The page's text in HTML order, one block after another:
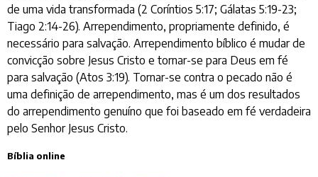
de uma vida transformada (2 Coríntios 5:17; Gálatas 5:19-23;
Tiago 2:14-26). Arrependimento, propriamente definido, é
necessário para salvação. Arrependimento bíblico é mudar de
convicção sobre Jesus Cristo e tornar-se para Deus em fé
para salvação (Atos 3:19). Tornar-se contra o pecado não é
uma definição de arrependimento, mas é um dos resultados
do arrependimento genuíno que foi baseado em fé verdadeira
pelo Senhor Jesus Cristo.
Bíblia online